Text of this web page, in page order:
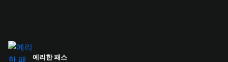
예리한 패스